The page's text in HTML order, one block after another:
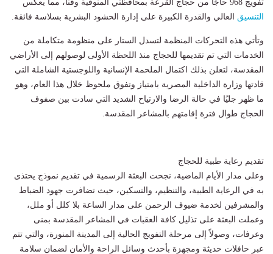
تفويج 968 حاجًا من حجاج القرعة بمحافظتي المنوفية وقنا، مما يعكس
التنسيق العالي والقدرة الكبيرة على إدارة الحشود البشرية بسلاسة فائقة.
وتأتي هذه التحركات المنظمة لتسدل الستار على منظومة متكاملة من
الخدمات التي تم تقديمها للحجاج منذ اللحظة الأولى لوصولهم إلى الأراضي
المقدسة، لتعلن بذلك اكتمال الملحمة الإنسانية واللوجستية الشاملة التي
قادتها وزارة الداخلية المصرية بامتياز وتفوق ملحوظ خلال هذا العام، وهو
ما ظهر جليًا في حالة الرضا والارتياح الشديد التي سادت بين صفوف
الحجاج طوال فترة إقامتهم بالمشاعر المقدسة.
تقديم رعاية طبية للحجاج
وعلى مدار الأيام الماضية، نجحت البعثة الرسمية في تقديم نموذج يحتذى
به في الرعاية الطبية، والتنظيم، والتسكين، حيث تضافرت جهود الضباط
والمشرفين لخدمة ضيوف الرحمن على مدار الساعة بلا كلل أو ملل،
وعملت البعثة على تذليل كافة العقبات في المشاعر المقدسة بمنى
وعرفات، وصولاً إلى مرحلة التفويج الحالية إلى المدينة المنورة، والتي تتم
عبر حافلات حديثة ومجهزة بأحدث وسائل الراحة والأمان لضمان سلامة